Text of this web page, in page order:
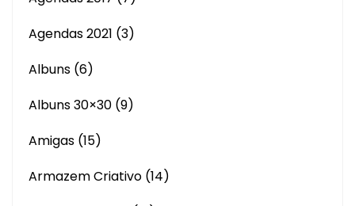
Agendas 2021 (3)
Albuns (6)
Albuns 30×30 (9)
Amigas (15)
Armazem Criativo (14)